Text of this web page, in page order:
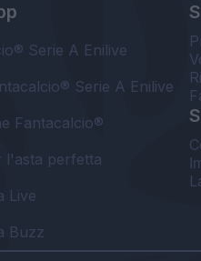
Serie A Enilive
Serie A Enilive
Fantacalcio®
l'asta perfetta
Live
Buzz